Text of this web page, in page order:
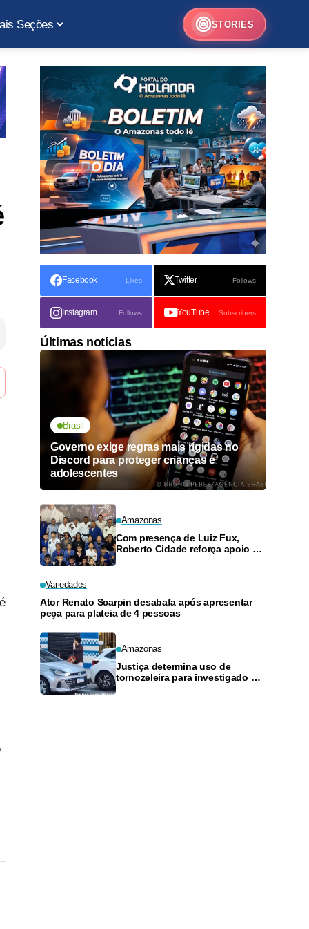
Seções STORIES
Facebook Likes Twitter Follows
Instagram Follows YouTube Subscribers
Últimas notícias
Brasil
Governo exige regras mais rígidas no
Discord para proteger crianças e
adolescentes
Amazonas
Com presença de Luiz Fux,
Roberto Cidade reforça apoio a
Variedades
Ator Renato Scarpin desabafa após apresentar
peça para plateia de 4 pessoas
Amazonas
Justiça determina uso de
tornozeleira para investigado por